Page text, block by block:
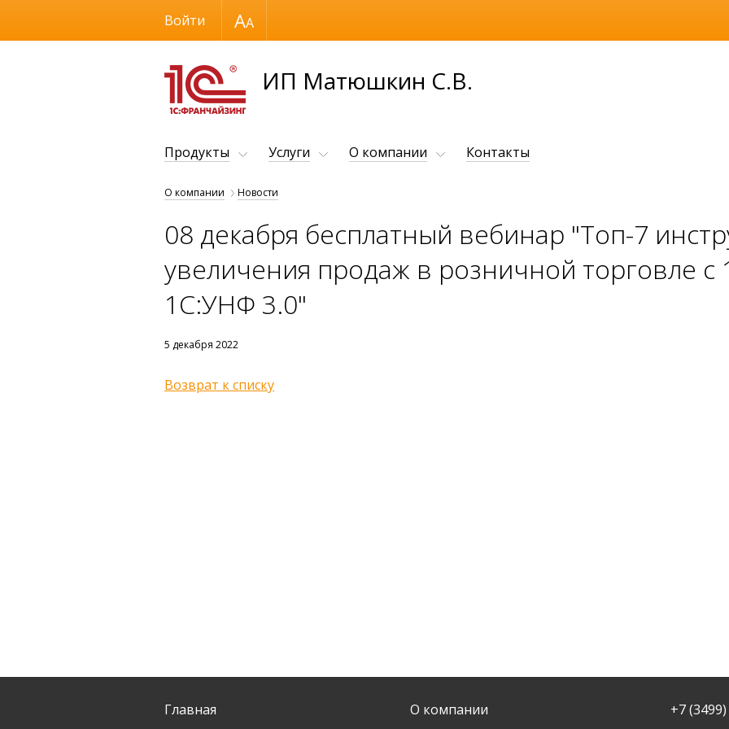
Размер шрифта
ИП Матюшкин С.В.
Войти
Продукты Услуги О компании Контакты
О компании Новости
08 декабря бесплатный вебинар "Топ-7
увеличения продаж в розничной торговле с
1С:УНФ 3.0"
5 декабря 2022
Возврат к списку
Главная
О компании
+7